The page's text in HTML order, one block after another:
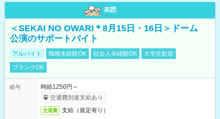
未読
＜SEKAI NO OWARI＊8月15日・16日＞ドーム
公演のサポートバイト
アルバイト 職種未経験OK 社会人未経験OK
大学生歓迎
ブランクOK
給与
時給1250円～
交通費別途支給あり
交通費 支給（規定有り）